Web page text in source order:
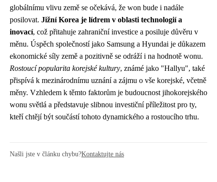
globálnímu vlivu země se očekává, že won bude i nadále
posilovat. Jižní Korea je lídrem v oblasti technologií a
inovací, což přitahuje zahraniční investice a posiluje důvěru v
měnu. Úspěch společností jako Samsung a Hyundai je důkazem
ekonomické síly země a pozitivně se odráží i na hodnotě wonu.
Rostoucí popularita korejské kultury, známé jako "Hallyu", také
přispívá k mezinárodnímu uznání a zájmu o vše korejské, včetně
měny. Vzhledem k těmto faktorům je budoucnost jihokorejského
wonu světlá a představuje slibnou investiční příležitost pro ty,
kteří chtějí být součástí tohoto dynamického a rostoucího trhu.
Našli jste v článku chybu?Kontaktujte nás